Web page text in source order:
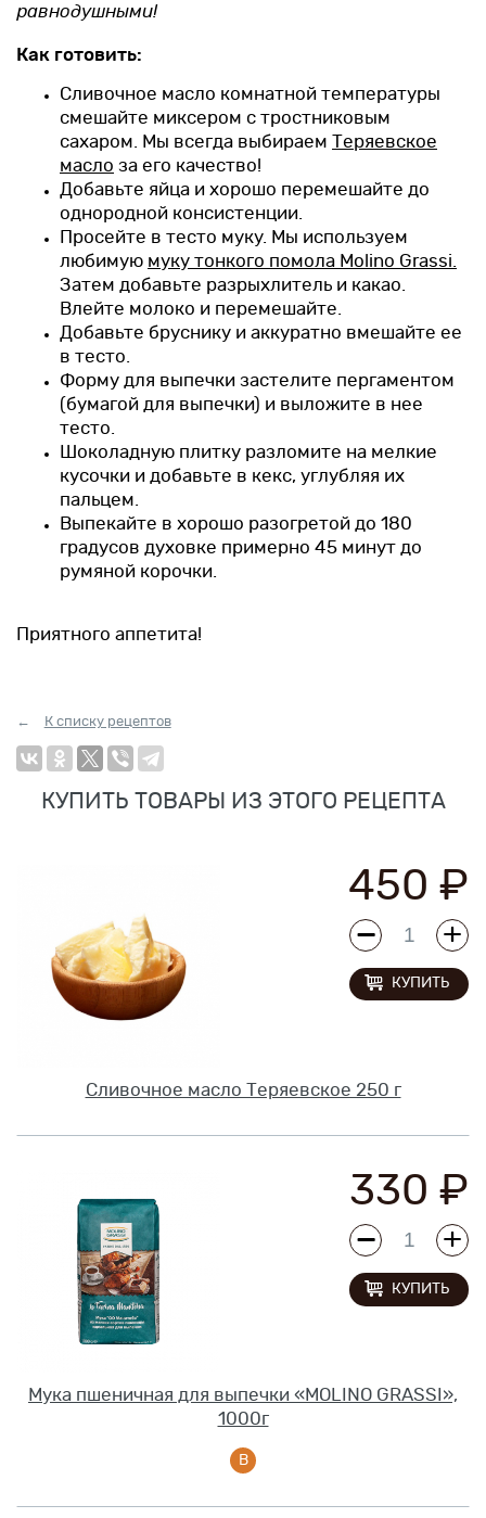
равнодушными!
Как готовить:
Сливочное масло комнатной температуры
смешайте миксером с тростниковым
сахаром. Мы всегда выбираем Теряевское
масло за его качество!
Добавьте яйца и хорошо перемешайте до
однородной консистенции.
Просейте в тесто муку. Мы используем
любимую муку тонкого помола Molino Grassi.
Затем добавьте разрыхлитель и какао.
Влейте молоко и перемешайте.
Добавьте бруснику и аккуратно вмешайте ее
в тесто.
Форму для выпечки застелите пергаментом
(бумагой для выпечки) и выложите в нее
тесто.
Шоколадную плитку разломите на мелкие
кусочки и добавьте в кекс, углубляя их
пальцем.
Выпекайте в хорошо разогретой до 180
градусов духовке примерно 45 минут до
румяной корочки.
Приятного аппетита!
К списку рецептов
КУПИТЬ ТОВАРЫ ИЗ ЭТОГО РЕЦЕПТА
Сливочное масло Теряевское 250 г
450 ₽
КУПИТЬ
Мука пшеничная для выпечки «MOLINO GRASSI»,
1000г
330 ₽
КУПИТЬ